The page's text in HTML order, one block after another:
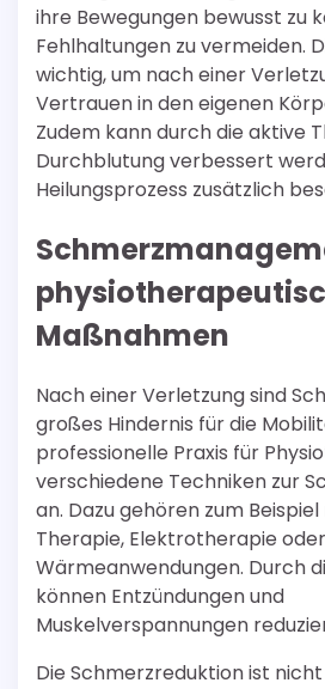
ihre Bewegungen bewusst zu
Fehlhaltungen zu vermeiden.
wichtig, um nach einer
Vertrauen in den eigenen
Zudem kann durch die aktive
Durchblutung verbessert
Heilungsprozess zusätzlich
Maßnahmen
Nach einer Verletzung sind
großes Hindernis für die
professionelle Praxis für
verschiedene Techniken zur
an. Dazu gehören zum
Therapie, Elektrotherapie oder
Wärmeanwendungen. Durch
können Entzündungen und
Muskelverspannungen
Die Schmerzreduktion ist